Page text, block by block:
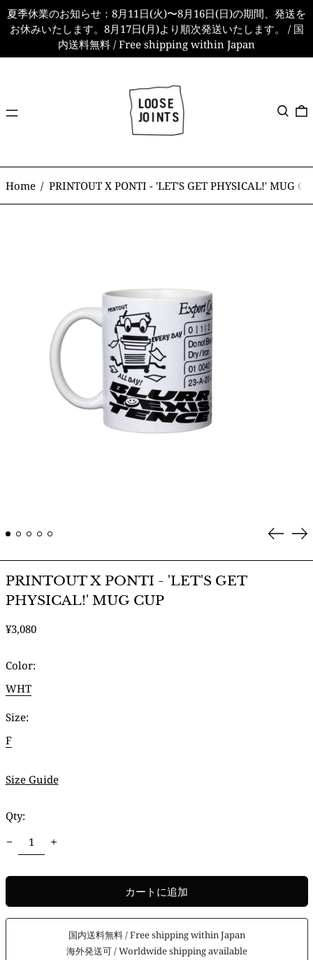
夏季休業のお知らせ：8月11日(火)〜8月16日(日)の期間、発送を
お休みいたします。8月17日(月)より順次発送いたします。 / 国
内送料無料 / Free shipping within Japan
メ
検索
Home / PRINTOUT X PONTI - 'LET'S GET PHYSICAL!' MUG
Prev
PRINTOUT X PONTI - 'LET'S GET
PHYSICAL!' MUG CUP
通
価
格
¥3,080
Color:
WHT
Size:
F
Size Guide
Qty:
カートに追加
国内送料無料 / Free shipping within Japan
海外発送可 / Worldwide shipping available